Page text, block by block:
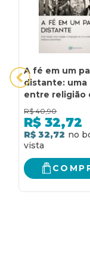
A fé em um
distante: uma
entre religião
imigração em
contexto que
haitianos
R$ 40,90
R$ 32,72
R$ 32,72